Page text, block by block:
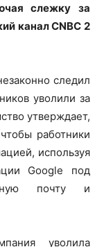
слежку за
канал CNBC 2
следил
уволили за
утверждает,
работники
используя
Google под
почту и
уволила